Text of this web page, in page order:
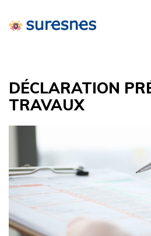
DÉCLARATION
TRAVAUX